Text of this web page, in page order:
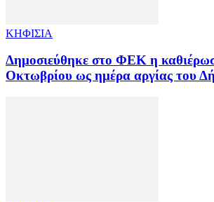
ΚΗΦΙΣΙΑ
Δημοσιεύθηκε στο ΦΕΚ η
Οκτωβρίου ως ημέρα αργίας του